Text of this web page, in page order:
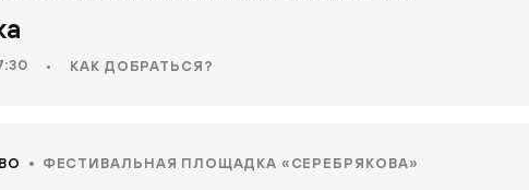
• КАК ДОБРАТЬСЯ?
ФЕСТИВАЛЬНАЯ ПЛОЩАДКА «СЕРЕБРЯКОВА»